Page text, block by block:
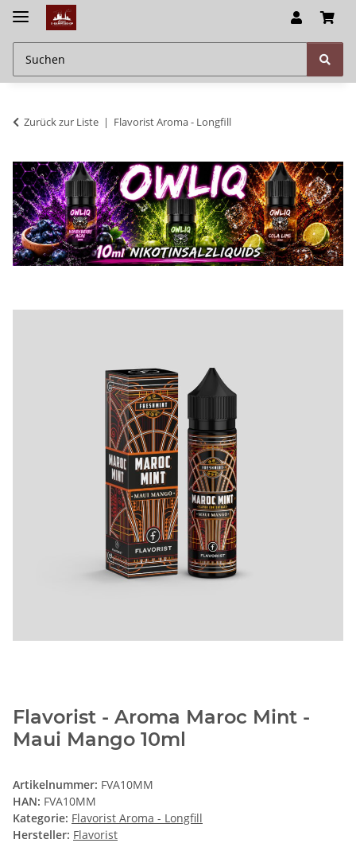
Zurück zur Liste Flavorist Aroma - Longfill
Flavorist - Aroma Maroc Mint -
Maui Mango 10ml
Artikelnummer: FVA10MM
HAN: FVA10MM
Kategorie: Flavorist Aroma - Longfill
Hersteller: Flavorist